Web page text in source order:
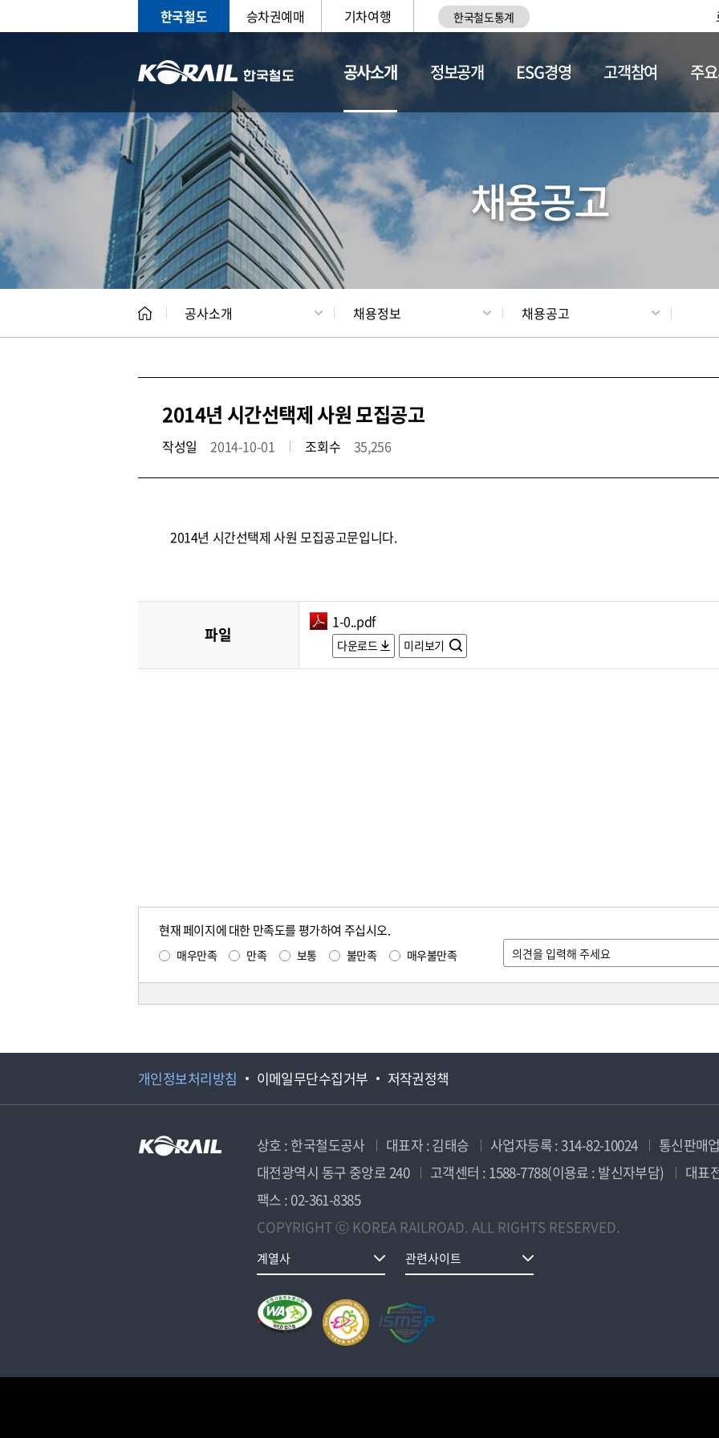
한국철도 승차권예매 기차여행 한국철도통계
공사소개
CEO 일반현황 채용정보
정보공개 ESG경영 고객참여 주
채용공고
공사소개 채용정보 채용공고
2014년 시간선택제 사원 모집공고
작성일 2014-10-01 조회수 35,256
2014년 시간선택제 사원 모집공고문입니다.
파일
1-0..pdf
다운로드 미리보기
현재 페이지에 대한 만족도를 평가하여 주십시오.
매우만족 만족 보통 불만족 매우불만족
개인정보처리방침 이메일무단수집거부 저작권정책
상호 : 한국철도공사 대표자 : 김태승 사업자등록 : 314-82-10024
통신판매
대전광역시 동구 중앙로 240
고객센터 : 1588-7788(이용료 : 발신자부담)
대표
팩스 : 02-361-8385
COPYRIGHT ⓒ KOREA RAILROAD. ALL RIGHTS RESERVED.
계열사 관련사이트